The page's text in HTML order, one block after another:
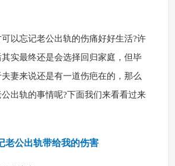
忘记老公出轨的伤痛好好生活?许
实最终还是会选择回归家庭，但毕
妻来说还是有一道伤疤在的，那么
出轨的事情呢?下面我们来看看过来
老公出轨带给我的伤害